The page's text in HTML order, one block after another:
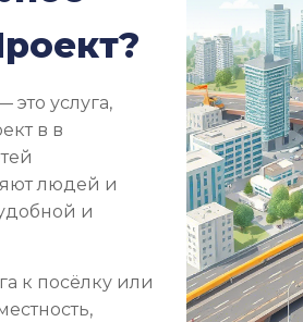
услуга,
в в
людей и
и
к посёлку или